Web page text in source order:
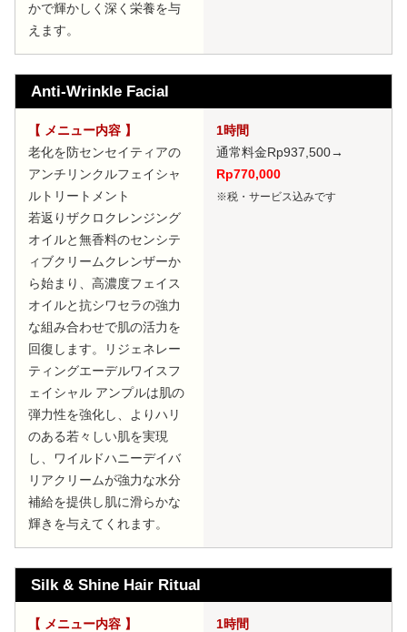
かで輝かしく深く栄養を与
えます。
Anti-Wrinkle Facial
【 メニュー内容 】
老化を防センセイティアの
アンチリンクルフェイシャ
ルトリートメント
若返りザクロクレンジング
オイルと無香料のセンシテ
ィブクリームクレンザーか
ら始まり、高濃度フェイス
オイルと抗シワセラの強力
な組み合わせで肌の活力を
回復します。リジェネレー
ティングエーデルワイスフ
ェイシャル アンプルは肌の
弾力性を強化し、よりハリ
のある若々しい肌を実現
し、ワイルドハニーデイバ
リアクリームが強力な水分
補給を提供し肌に滑らかな
輝きを与えてくれます。
1時間
通常料金Rp937,500→
Rp770,000
※税・サービス込みです
Silk & Shine Hair Ritual
【 メニュー内容 】
1時間